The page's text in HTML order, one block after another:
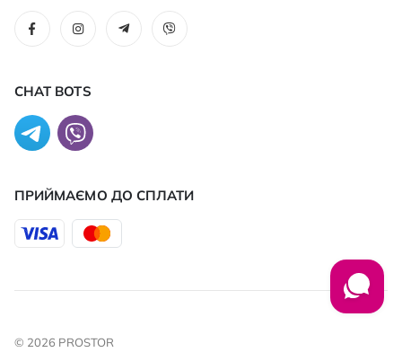
CHAT BOTS
ПРИЙМАЄМО ДО CПЛАТИ
© 2026 PROSTOR